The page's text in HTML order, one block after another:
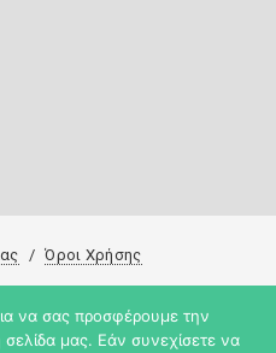
Όροι Χρήσης
Knowledge A.E.
να σας προσφέρουμε την
σελίδα μας. Εάν συνεχίσετε να